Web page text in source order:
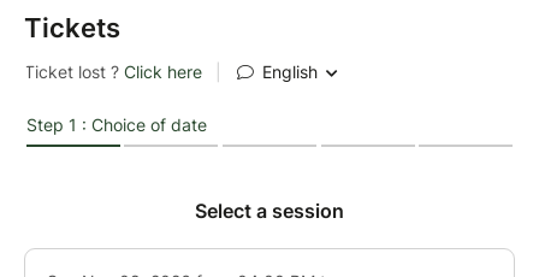
Tickets